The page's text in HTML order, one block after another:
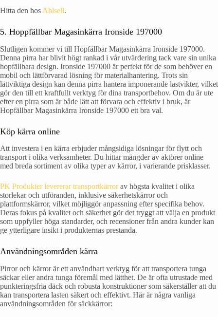
Hitta den hos Ahlsell.
5. Hoppfällbar Magasinkärra Ironside 197000
Slutligen kommer vi till Hopfällbar Magasinkärra Ironside 197000.
Denna pirra har blivit högt rankad i vår utvärdering tack vare sin unika
hopfällbara design. Ironside 197000 är perfekt för de som behöver en
mobil och lättförvarad lösning för materialhantering. Trots sin
lättviktiga design kan denna pirra hantera imponerande lastvikter, vilket
gör den till ett kraftfullt verktyg för dina transportbehov. Om du är ute
efter en pirra som är både lätt att förvara och effektiv i bruk, är
Hopfällbar Magasinkärra Ironside 197000 ett bra val.
Köp kärra online
Att investera i en kärra erbjuder mångsidiga lösningar för flytt och
transport i olika verksamheter. Du hittar mängder av aktörer online
med breda sortiment av olika typer av kärror, i varierande prisklasser.
PK Produkter levererar transportkärrorav högsta kvalitet i olika
storlekar och utföranden, inklusive säkerhetskärror och
plattformskärror, vilket möjliggör anpassning efter specifika behov.
Deras fokus på kvalitet och säkerhet gör det tryggt att välja en produkt
som uppfyller höga standarder, och recensioner från andra kunder kan
ge ytterligare insikt i produkternas prestanda.
Användningsområden kärra
Pirror och kärror är ett användbart verktyg för att transportera tunga
säckar eller andra tunga föremål med lätthet. De är ofta utrustade med
punkteringsfria däck och robusta konstruktioner som säkerställer att du
kan transportera lasten säkert och effektivt. Här är några vanliga
användningsområden för säckkärror: